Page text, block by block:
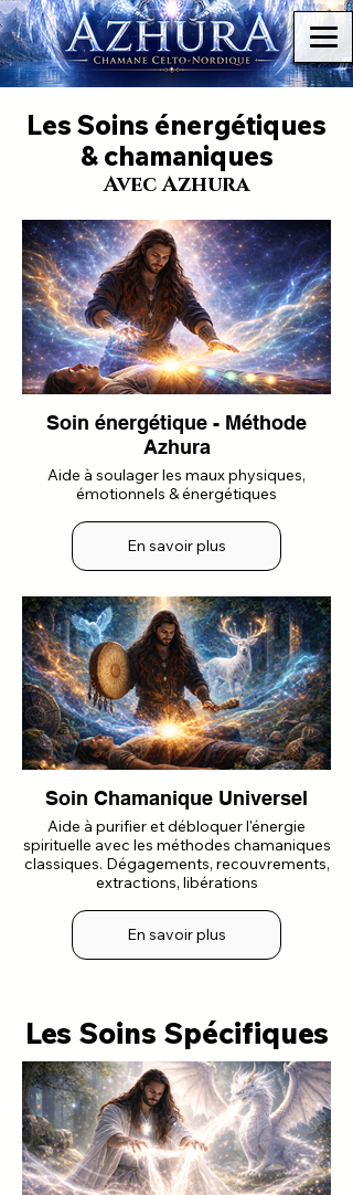
Les Soins énergétiques
& chamaniques
Avec Azhura
Soin énergétique - Méthode
Azhura
Aide à soulager les maux physiques,
émotionnels & énergétiques
En savoir plus
Soin Chamanique Universel
Aide à purifier et débloquer l'énergie
spirituelle avec les méthodes chamaniques
classiques. Dégagements, recouvrements,
extractions, libérations
En savoir plus
Les Soins Spécifiques